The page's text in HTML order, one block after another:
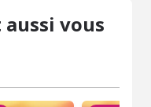
vous